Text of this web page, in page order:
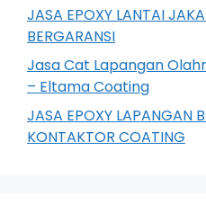
JASA EPOXY LANTAI
BERGARANSI
Jasa Cat Lapangan
– Eltama Coating
JASA EPOXY LAPANGAN
KONTAKTOR COATING